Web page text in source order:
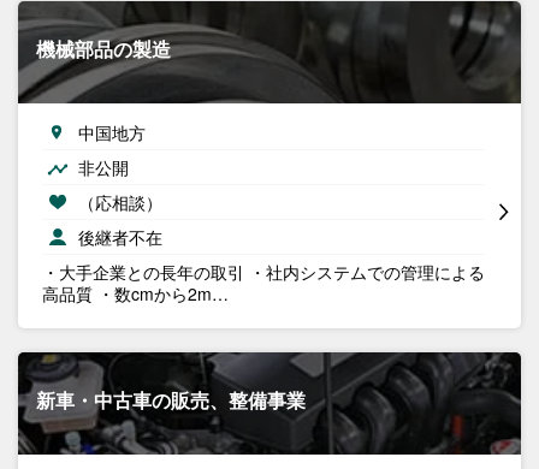
機械部品の製造
中国地方
非公開
（応相談）
後継者不在
・大手企業との長年の取引 ・社内システムでの管理による
高品質 ・数cmから2m…
新車・中古車の販売、整備事業